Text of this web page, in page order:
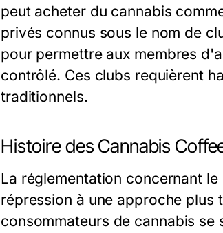
peut acheter du cannabis
privés connus sous le nom de
pour permettre aux membres
contrôlé. Ces clubs requièrent
traditionnels.
Histoire des Cannabis
La réglementation concernant
répression à une approche plus
consommateurs de cannabis